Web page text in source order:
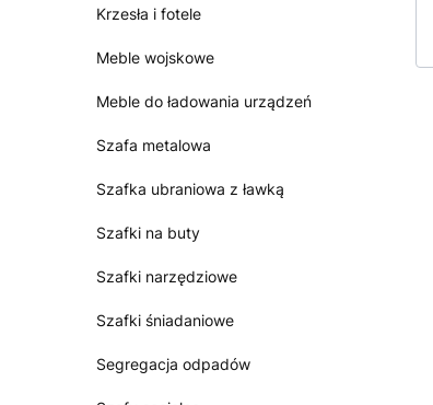
Krzesła i fotele
Meble wojskowe
Meble do ładowania urządzeń
Szafa metalowa
Szafka ubraniowa z ławką
Szafki na buty
Szafki narzędziowe
Szafki śniadaniowe
Segregacja odpadów